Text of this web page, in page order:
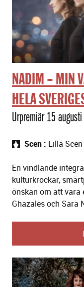
NADIM – MIN
HELA
Urpremiär 15
Scen Lilla Scen
En vindlande
kulturkrockar,
önskan om att vara
Ghazales och Sara